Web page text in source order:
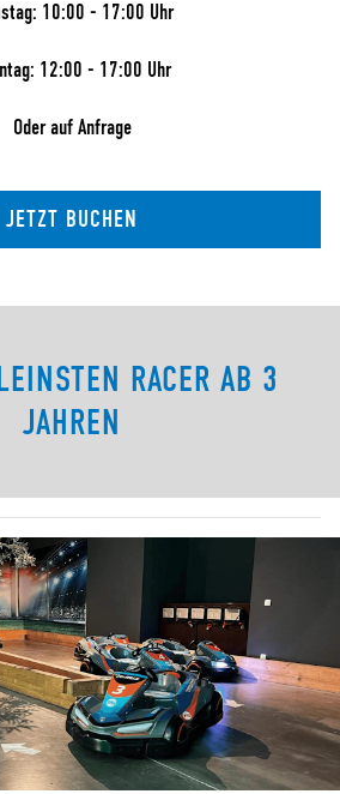
10:00 - 17:00 Uhr
12:00 - 17:00 Uhr
Oder auf Anfrage
JETZT BUCHEN
RACER AB 3
JAHREN